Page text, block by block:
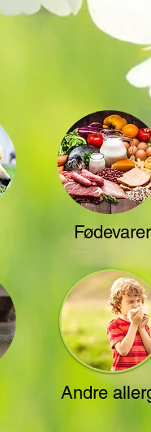
Fødevarer
Andre